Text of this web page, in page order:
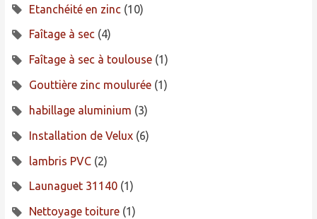
Etanchéité en zinc (10)
Faîtage à sec(4)
Faîtage à sec à toulouse(1)
Gouttière zinc moulurée(1)
habillage aluminium (3)
Installation de Velux(6)
lambris PVC(2)
Launaguet 31140(1)
Nettoyage toiture(1)